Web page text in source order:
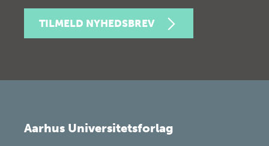
TILMELD NYHEDSBREV
Aarhus Universitetsforlag